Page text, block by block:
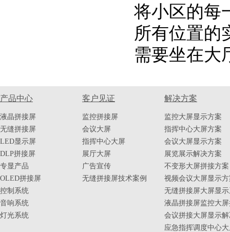
将小区的每
所有位置的
需要坐在大
产品中心
液晶拼接屏
无缝拼接屏
LED显示屏
DLP拼接屏
专显产品
OLED拼接屏
控制系统
音响系统
灯光系统
客户见证
监控拼接屏
会议大屏
指挥中心大屏
展厅大屏
广告宣传
无缝拼接屏技术案例
解决方案
监控大屏显示方案
指挥中心大屏方案
会议大屏显示方案
展览展示解决方案
不变形大屏拼接方案
视频会议大屏显示
无缝拼接屏大屏显
液晶拼接屏监控大
会议拼接大屏显示
应急指挥调度中心